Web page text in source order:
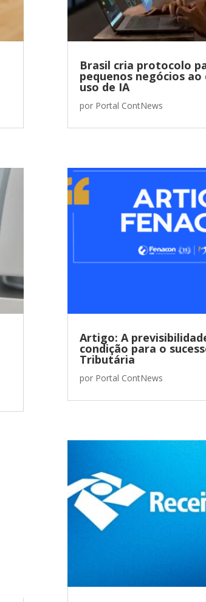
Brasil cria protocolo
pequenos negócios
uso de IA
por Portal ContNews
Artigo: A
condição para o
Tributária
por Portal ContNews